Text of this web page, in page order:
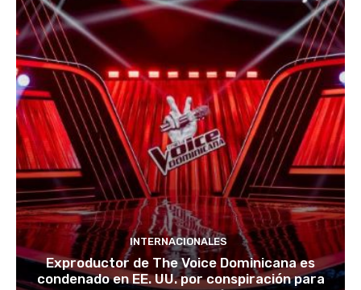
INTERNACIONALES
Exproductor de The Voice Dominicana es
condenado en EE. UU. por conspiración para